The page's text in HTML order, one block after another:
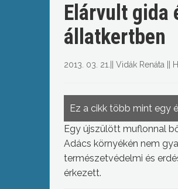
Elárvult gida
állatkertben
2013. 03. 21. Vidák Renáta
Ez a cikk több mint egy
Egy újszülött muflonnal
Adács környékén nem
természetvédelmi és
érkezett.